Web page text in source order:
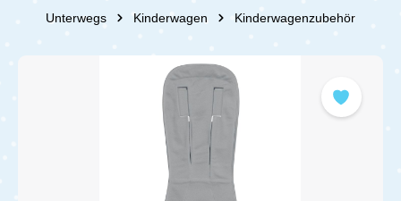
Unterwegs Kinderwagen Kinderwagenzubehör